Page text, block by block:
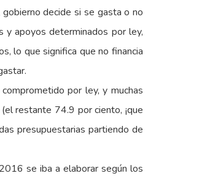
decide si se gasta o no
apoyos determinados por ley,
lo que significa que no financia
por ley, y muchas
restante 74.9 por ciento, ¡que
presupuestarias partiendo de
se iba a elaborar según los